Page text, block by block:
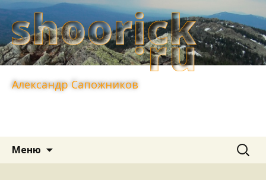
Александр Сапожников
Меню Найти: